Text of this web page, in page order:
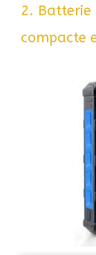
2. Batterie
compacte